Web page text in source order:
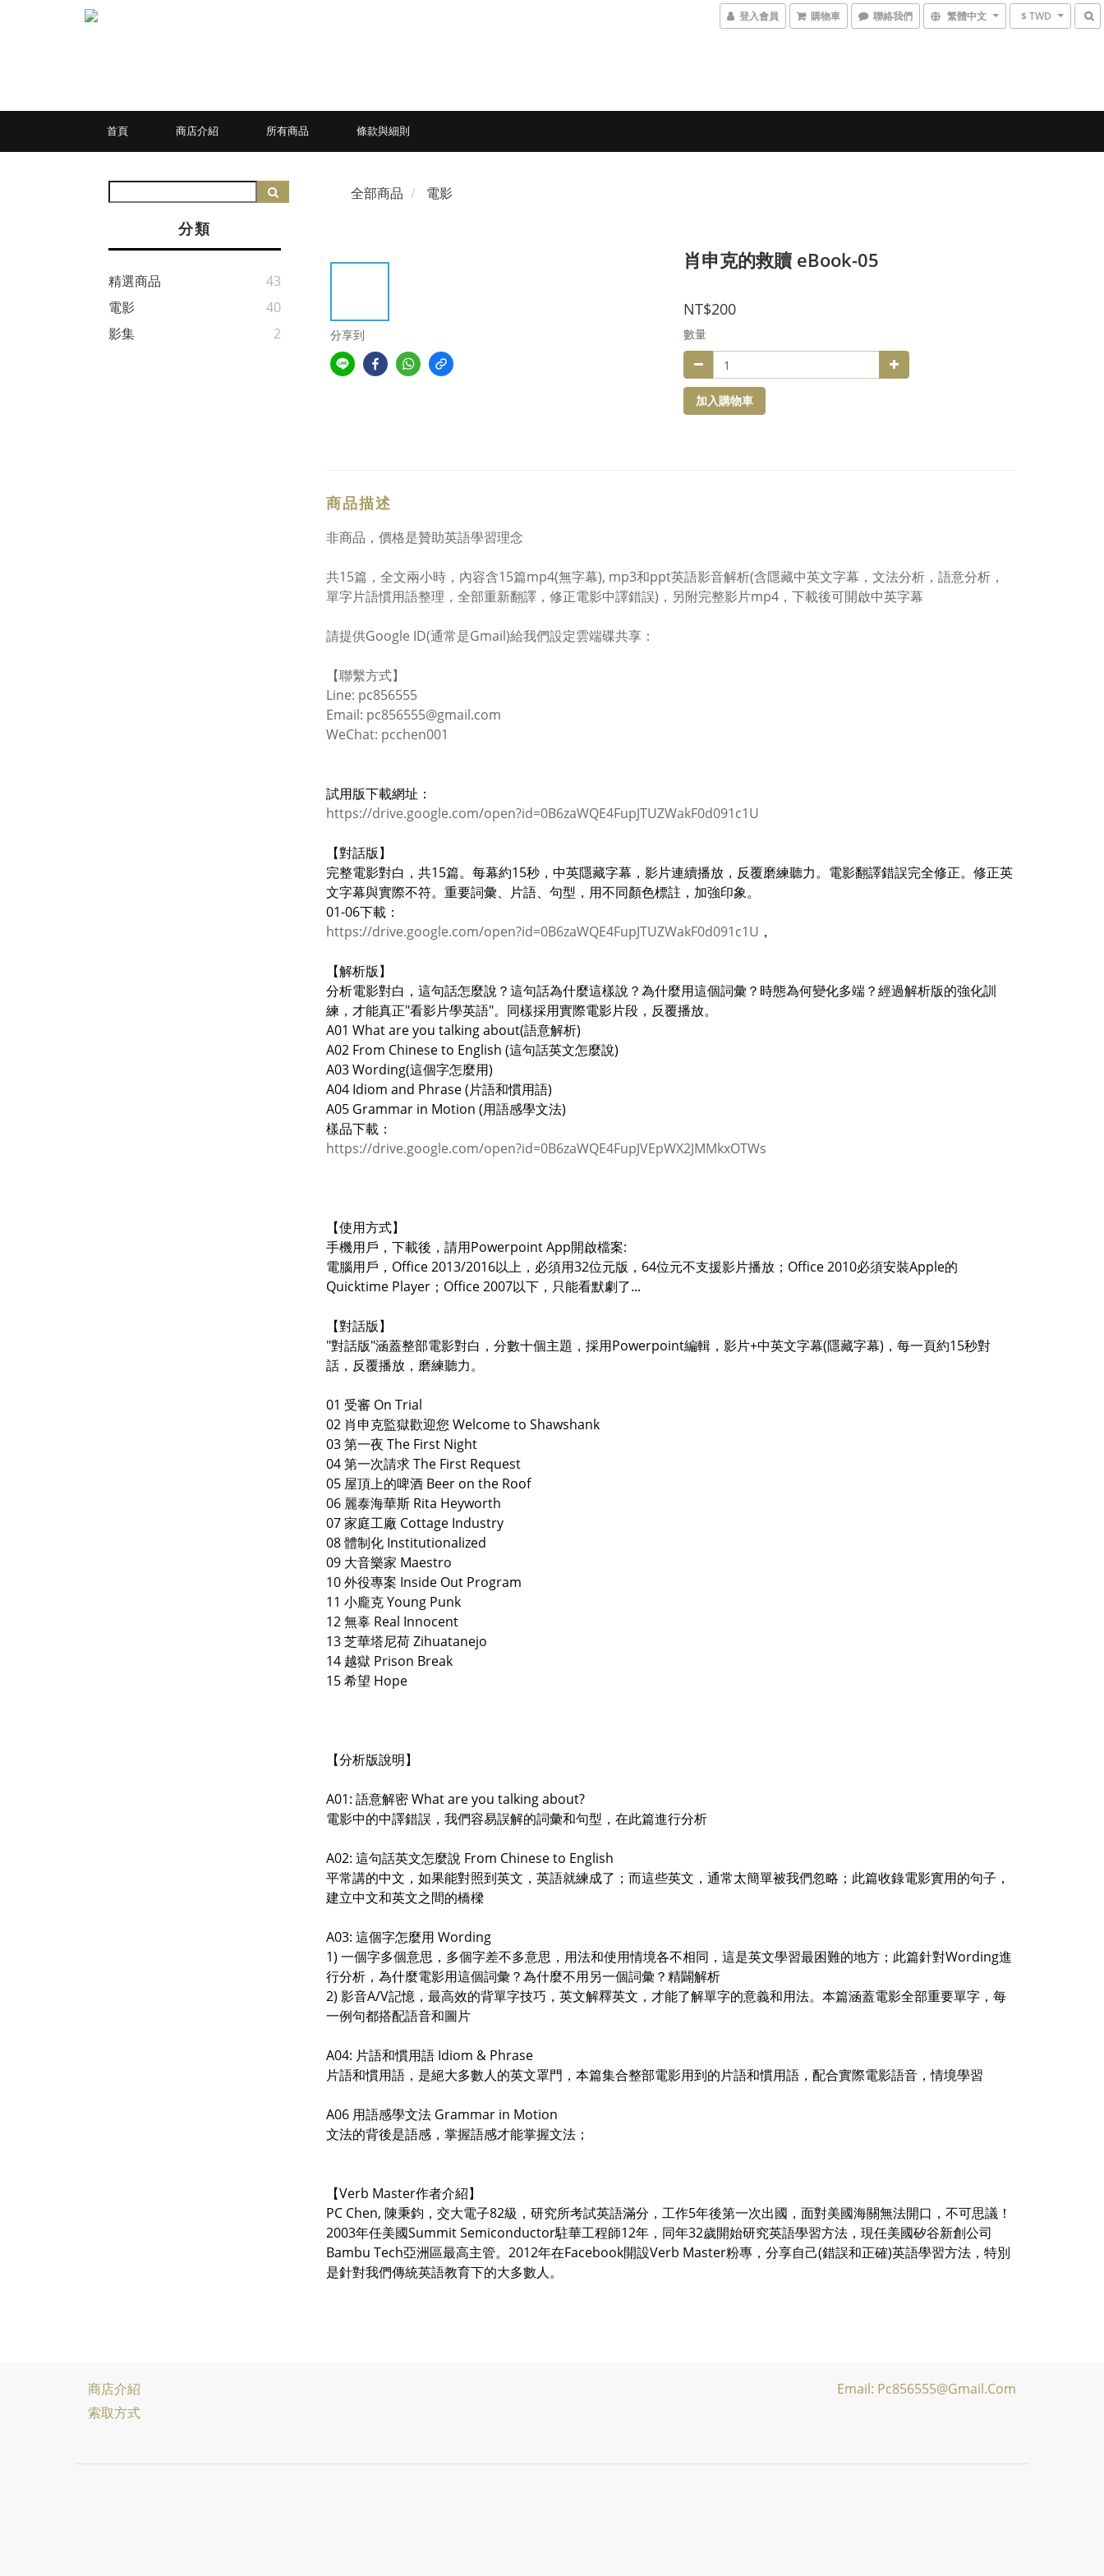
登入會員 購物車 聯絡我們 繁體中文 $ TWD
首頁 商店介紹 所有商品 條款與細則
分類
精選商品
43
電影
40
影集
2
全部商品 電影
分享到
肖申克的救贖 eBook-05
NT$200
數量
加入購物車
商品描述
非商品，價格是贊助英語學習理念
共15篇，全文兩小時，內容含15篇mp4(無字幕), mp3和ppt英語影音解析(含隱藏中英文字幕，文法分析，語意分析，
單字片語慣用語整理，全部重新翻譯，修正電影中譯錯誤)，另附完整影片mp4，下載後可開啟中英字幕
請提供Google ID(通常是Gmail)給我們設定雲端碟共享：
【聯繫方式】
Line: pc856555
Email: pc856555@gmail.com
WeChat: pcchen001
試用版下載網址：
https://drive.google.com/open?id=0B6zaWQE4FupJTUZWakF0d091c1U
【對話版】
完整電影對白，共15篇。每幕約15秒，中英隱藏字幕，影片連續播放，反覆磨練聽力。電影翻譯錯誤完全修正。修正英
文字幕與實際不符。重要詞彙、片語、句型，用不同顏色標註，加強印象。
01-06下載：
https://drive.google.com/open?id=0B6zaWQE4FupJTUZWakF0d091c1U ，
【解析版】
分析電影對白，這句話怎麼說？這句話為什麼這樣說？為什麼用這個詞彙？時態為何變化多端？經過解析版的強化訓
練，才能真正"看影片學英語"。同樣採用實際電影片段，反覆播放。
A01 What are you talking about(語意解析)
A02 From Chinese to English (這句話英文怎麼說)
A03 Wording(這個字怎麼用)
A04 Idiom and Phrase (片語和慣用語)
A05 Grammar in Motion (用語感學文法)
樣品下載：
https://drive.google.com/open?id=0B6zaWQE4FupJVEpWX2JMMkxOTWs
【使用方式】
手機用戶，下載後，請用Powerpoint App開啟檔案:
電腦用戶，Office 2013/2016以上，必須用32位元版，64位元不支援影片播放；Office 2010必須安裝Apple的
Quicktime Player；Office 2007以下，只能看默劇了...
【對話版】
"對話版"涵蓋整部電影對白，分數十個主題，採用Powerpoint編輯，影片+中英文字幕(隱藏字幕)，每一頁約15秒對
話，反覆播放，磨練聽力。
01 受審 On Trial
02 肖申克監獄歡迎您 Welcome to Shawshank
03 第一夜 The First Night
04 第一次請求 The First Request
05 屋頂上的啤酒 Beer on the Roof
06 麗泰海華斯 Rita Heyworth
07 家庭工廠 Cottage Industry
08 體制化 Institutionalized
09 大音樂家 Maestro
10 外役專案 Inside Out Program
11 小龐克 Young Punk
12 無辜 Real Innocent
13 芝華塔尼荷 Zihuatanejo
14 越獄 Prison Break
15 希望 Hope
【分析版說明】
A01: 語意解密 What are you talking about?
電影中的中譯錯誤，我們容易誤解的詞彙和句型，在此篇進行分析
A02: 這句話英文怎麼說 From Chinese to English
平常講的中文，如果能對照到英文，英語就練成了；而這些英文，通常太簡單被我們忽略；此篇收錄電影實用的句子，
建立中文和英文之間的橋樑
A03: 這個字怎麼用 Wording
1) 一個字多個意思，多個字差不多意思，用法和使用情境各不相同，這是英文學習最困難的地方；此篇針對Wording進
行分析，為什麼電影用這個詞彙？為什麼不用另一個詞彙？精闢解析
2) 影音A/V記憶，最高效的背單字技巧，英文解釋英文，才能了解單字的意義和用法。本篇涵蓋電影全部重要單字，每
一例句都搭配語音和圖片
A04: 片語和慣用語 Idiom & Phrase
片語和慣用語，是絕大多數人的英文罩門，本篇集合整部電影用到的片語和慣用語，配合實際電影語音，情境學習
A06 用語感學文法 Grammar in Motion
文法的背後是語感，掌握語感才能掌握文法；
【Verb Master作者介紹】
PC Chen, 陳秉鈞，交大電子82級，研究所考試英語滿分，工作5年後第一次出國，面對美國海關無法開口，不可思議！
2003年任美國Summit Semiconductor駐華工程師12年，同年32歲開始研究英語學習方法，現任美國矽谷新創公司
Bambu Tech亞洲區最高主管。2012年在Facebook開設Verb Master粉專，分享自己(錯誤和正確)英語學習方法，特別
是針對我們傳統英語教育下的大多數人。
商店介紹
索取方式
Email: Pc856555@gmail.com